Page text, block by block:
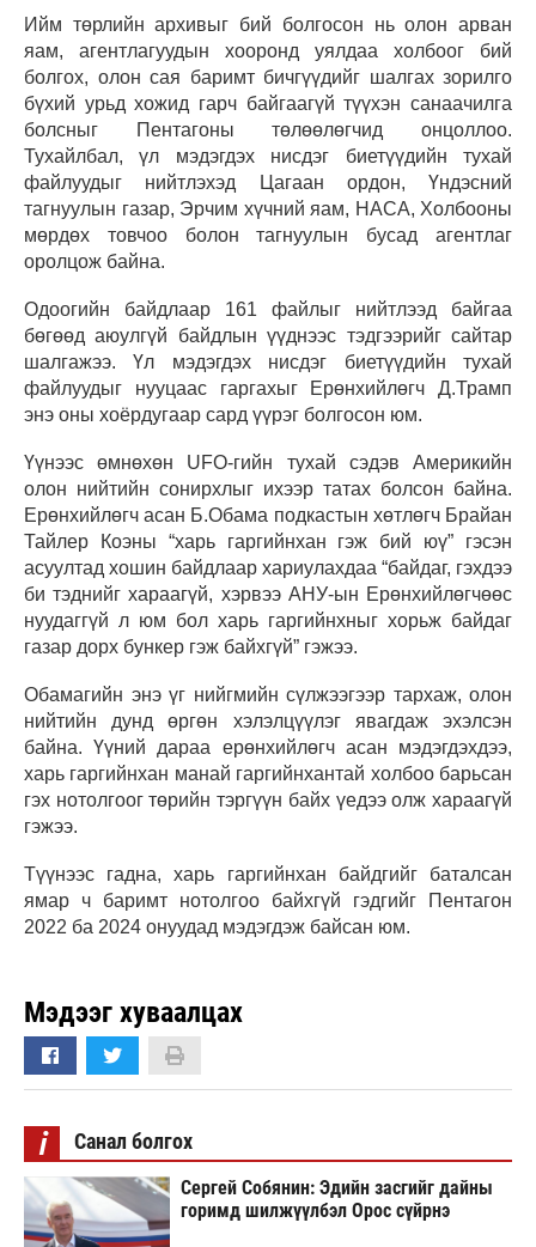
Ийм төрлийн архивыг бий болгосон нь олон арван
яам, агентлагуудын хооронд уялдаа холбоог бий
болгох, олон сая баримт бичгүүдийг шалгах зорилго
бүхий урьд хожид гарч байгаагүй түүхэн санаачилга
болсныг Пентагоны төлөөлөгчид онцоллоо.
Тухайлбал, үл мэдэгдэх нисдэг биетүүдийн тухай
файлуудыг нийтлэхэд Цагаан ордон, Үндэсний
тагнуулын газар, Эрчим хүчний яам, НАСА, Холбооны
мөрдөх товчоо болон тагнуулын бусад агентлаг
оролцож байна.
Одоогийн байдлаар 161 файлыг нийтлээд байгаа
бөгөөд аюулгүй байдлын үүднээс тэдгээрийг сайтар
шалгажээ. Үл мэдэгдэх нисдэг биетүүдийн тухай
файлуудыг нууцаас гаргахыг Ерөнхийлөгч Д.Трамп
энэ оны хоёрдугаар сард үүрэг болгосон юм.
Үүнээс өмнөхөн UFO-гийн тухай сэдэв Америкийн
олон нийтийн сонирхлыг ихээр татах болсон байна.
Ерөнхийлөгч асан Б.Обама подкастын хөтлөгч Брайан
Тайлер Коэны “харь гаргийнхан гэж бий юү” гэсэн
асуултад хошин байдлаар хариулахдаа “байдаг, гэхдээ
би тэднийг хараагүй, хэрвээ АНУ-ын Ерөнхийлөгчөөс
нуудаггүй л юм бол харь гаргийнхныг хорьж байдаг
газар дорх бункер гэж байхгүй” гэжээ.
Обамагийн энэ үг нийгмийн сүлжээгээр тархаж, олон
нийтийн дунд өргөн хэлэлцүүлэг явагдаж эхэлсэн
байна. Үүний дараа ерөнхийлөгч асан мэдэгдэхдээ,
харь гаргийнхан манай гаргийнхантай холбоо барьсан
гэх нотолгоог төрийн тэргүүн байх үедээ олж хараагүй
гэжээ.
Түүнээс гадна, харь гаргийнхан байдгийг баталсан
ямар ч баримт нотолгоо байхгүй гэдгийг Пентагон
2022 ба 2024 онуудад мэдэгдэж байсан юм.
Мэдээг хуваалцах
i Санал болгох
Сергей Собянин: Эдийн засгийг дайны
горимд шилжүүлбэл Орос сүйрнэ